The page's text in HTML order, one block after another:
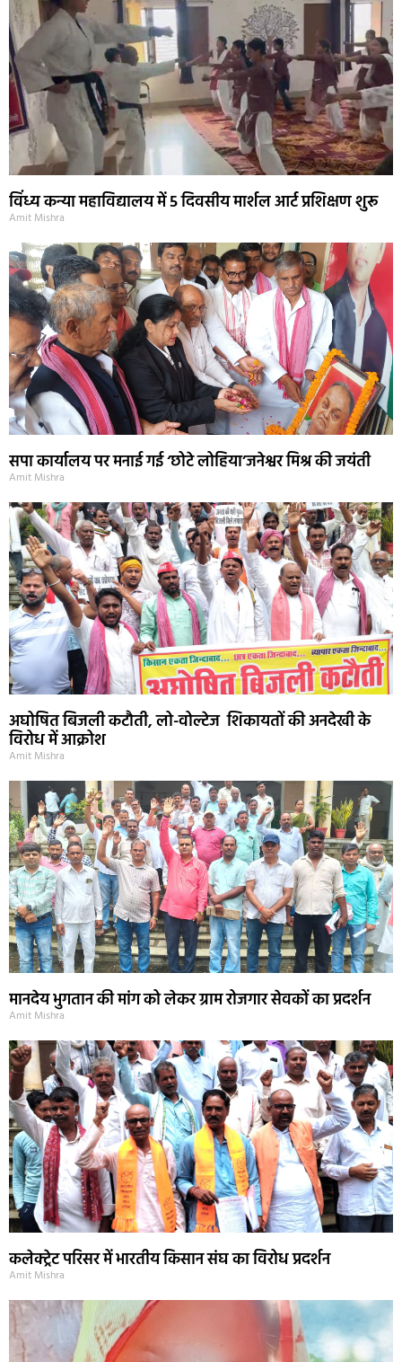
विंध्य कन्या महाविद्यालय में 5 दिवसीय मार्शल आर्ट प्रशिक्षण शुरू
Amit Mishra
सपा कार्यालय पर मनाई गई ‘छोटे लोहिया’जनेश्वर मिश्र की जयंती
Amit Mishra
अघोषित बिजली कटौती, लो-वोल्टेज शिकायतों की अनदेखी के
विरोध में आक्रोश
Amit Mishra
मानदेय भुगतान की मांग को लेकर ग्राम रोजगार सेवकों का प्रदर्शन
Amit Mishra
कलेक्ट्रेट परिसर में भारतीय किसान संघ का विरोध प्रदर्शन
Amit Mishra